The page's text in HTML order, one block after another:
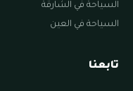
السياحة في الشارقة
السياحة في العين
تابعنا